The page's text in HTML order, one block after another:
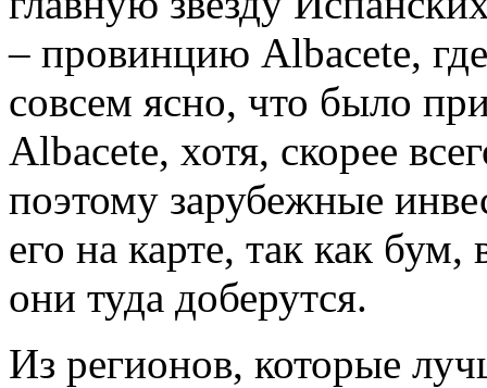
– провинцию Albacete,
совсем ясно, что было
Albacete, хотя, скорее
поэтому зарубежные
его на карте, так как
они туда доберутся.
Из регионов, которые